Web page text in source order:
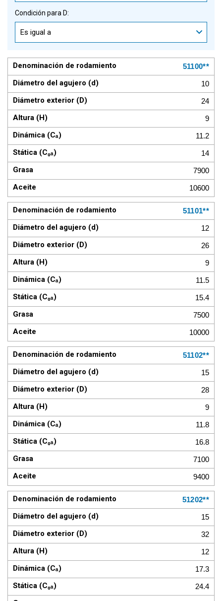
Condición para D:
Es igual a
51100**
10
24
9
11.2
14
7900
10600
51101**
12
26
9
11.5
15.4
7500
10000
51102**
15
28
9
11.8
16.8
7100
9400
51202**
15
32
12
17.3
24.4